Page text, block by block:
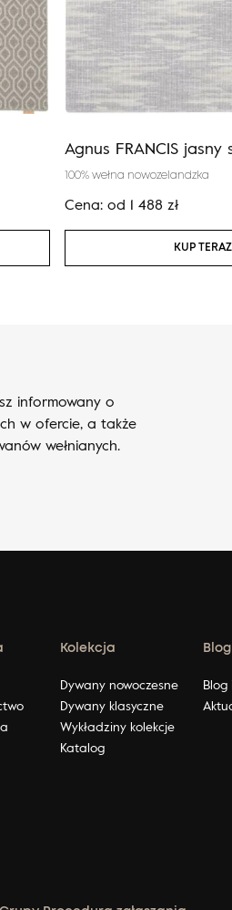
Agnus FRANCIS jasny
100% wełna nowozelandzka
Cena: od 1 488 zł
KUP TERAZ
informowany o
w ofercie, a także
wełnianych.
Kolekcja
Dywany nowoczesne
Dywany klasyczne
Wykładziny kolekcje
Katalog
Blog